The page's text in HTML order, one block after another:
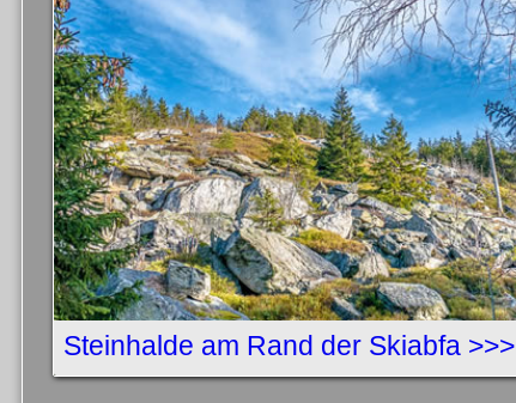
Steinhalde am Rand der Skiabfa >>>